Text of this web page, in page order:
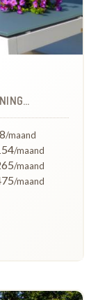
/maand
/maand
/maand
/maand